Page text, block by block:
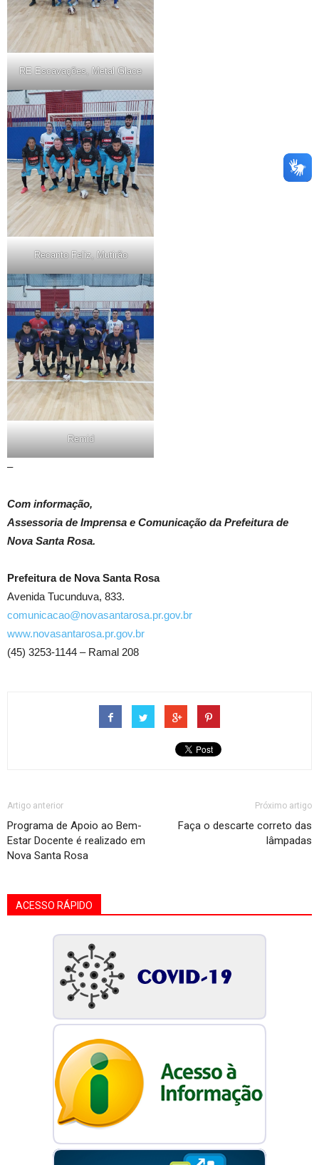
RE Escavações, Metal Glace
Recanto Feliz, Mutirão
Remid
–
Com informação,
Assessoria de Imprensa e Comunicação da Prefeitura de
Nova Santa Rosa.
Prefeitura de Nova Santa Rosa
Avenida Tucunduva, 833.
comunicacao@novasantarosa.pr.gov.br
www.novasantarosa.pr.gov.br
(45) 3253-1144 – Ramal 208
Artigo anterior
Programa de Apoio ao Bem-
Estar Docente é realizado em
Nova Santa Rosa
Próximo artigo
Faça o descarte correto das
lâmpadas
ACESSO RÁPIDO